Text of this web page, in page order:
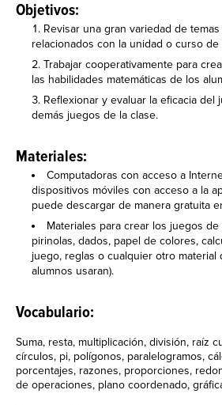
Objetivos:
Revisar una gran variedad de
relacionados con la unidad o curso de
Trabajar cooperativamente para
las habilidades matemáticas de los
Reflexionar y evaluar la eficacia del
demás juegos de la clase.
Materiales:
Computadoras con acceso a
dispositivos móviles con acceso a la
puede descargar de manera gratuita
Materiales para crear los juegos de
pirinolas, dados, papel de colores,
juego, reglas o cualquier otro material
alumnos usaran).
Vocabulario:
Suma, resta, multiplicación, división, raíz
círculos, pi, polígonos, paralelogramos,
porcentajes, razones, proporciones,
de operaciones, plano coordenado,